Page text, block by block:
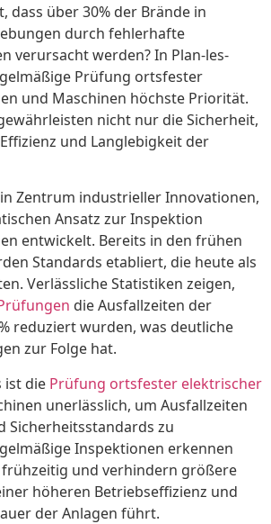
dass über 30% der Brände in
durch fehlerhafte
verursacht werden? In Plan-les-
Prüfung ortsfester
und Maschinen höchste Priorität.
nicht nur die Sicherheit,
und Langlebigkeit der
Zentrum industrieller Innovationen,
Ansatz zur Inspektion
entwickelt. Bereits in den frühen
Standards etabliert, die heute als
Verlässliche Statistiken zeigen,
die Ausfallzeiten der
reduziert wurden, was deutliche
zur Folge hat.
ist die Prüfung ortsfester elektrischer
unerlässlich, um Ausfallzeiten
Sicherheitsstandards zu
Inspektionen erkennen
frühzeitig und verhindern größere
höheren Betriebseffizienz und
der Anlagen führt.